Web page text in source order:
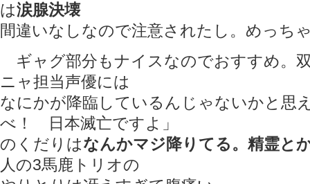
は涙腺決壊
間違いなしなので注意されたし。めっち
ギャグ部分もナイスなのでおすすめ。
ニャ担当声優には
なにかが降臨しているんじゃないかと思
べ！ 日本滅亡ですよ」
のくだりはなんかマジ降りてる。精霊と
人の3馬鹿トリオの